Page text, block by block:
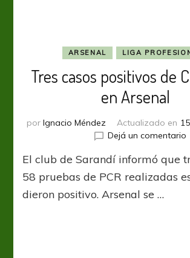
ARSENAL LIGA
Tres casos positivos de
en Arsenal
por Ignacio Méndez Actualizado en
Dejá un comentarioen
El club de Sarandí informó que
58 pruebas de PCR realizadas
dieron positivo. Arsenal se …